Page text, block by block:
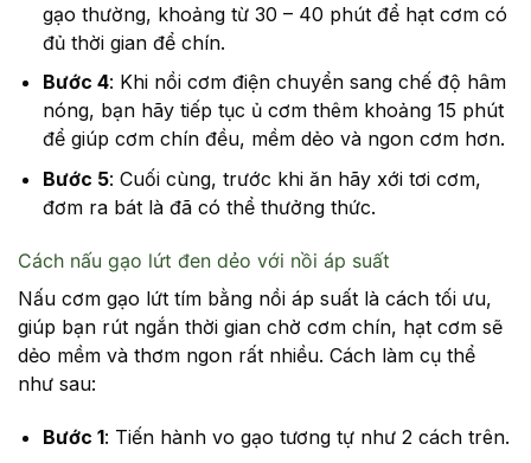
gạo thường, khoảng từ 30 – 40 phút để hạt cơm có
đủ thời gian để chín.
Bước 4: Khi nồi cơm điện chuyển sang chế độ hâm
nóng, bạn hãy tiếp tục ủ cơm thêm khoảng 15 phút
để giúp cơm chín đều, mềm dẻo và ngon cơm hơn.
Bước 5: Cuối cùng, trước khi ăn hãy xới tơi cơm,
đơm ra bát là đã có thể thưởng thức.
Cách nấu gạo lứt đen dẻo với nồi áp suất
Nấu cơm gạo lứt tím bằng nồi áp suất là cách tối ưu,
giúp bạn rút ngắn thời gian chờ cơm chín, hạt cơm sẽ
dẻo mềm và thơm ngon rất nhiều. Cách làm cụ thể
như sau:
Bước 1: Tiến hành vo gạo tương tự như 2 cách trên.